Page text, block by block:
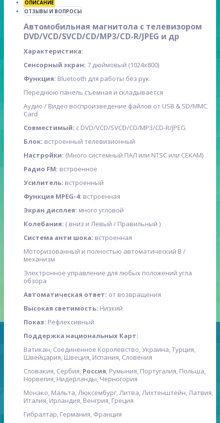
ОПИСАНИЕ
ОТЗЫВЫ И ВОПРОСЫ
Автомобильная магнитола с телевизором
DVD/VCD/SVCD/CD/MP3/CD-R/JPEG и др
Характеристика:
Сенсорный экран: 7 дюймовый (1024x800)
Функция: Bluetooth для работы без рук.
Переднюю панель съемная и складывается
Аудио / Видео воспроизведение файлов от USB & SD/MMC
Card
Совместимый: с DVD/VCD/SVCD/CD/MP3/CD-R/JPEG
Блок: встроенный телевизионный
Настройки: (Много системный ПАЛ или NTSC или СЕКАМ)
Радио FM: встроенное
Усилитель: встроенный
Функция MPEG-4: встроенная
Экран дисплея: много угловой
Колебания: ( вниз и Левый / Правильный )
Система анти шока: встроенная
Моторизованный и полностью автоматический В /
механизм
Электронное управление для любых положений угла
обзора
Автоматическая ответ: от возвращения
Высокая светимость: Низкий
Показ: Рефлексивный
Поддержка национальных Карт:
Ватикан, Соединенное Королевство, Украина, Турция,
Швейцария, Швеция, Испания, Словения
Словакия, Сербия, Россия, Румыния, Португалия, Польша,
Норвегия, Нидерланды, Черногория
Монако, Мальта, Люксембург, Литва, Лихтенштейн, Латвия,
Италия, Ирландия, Венгрия, Греция
Гибралтар, Германия, Франция